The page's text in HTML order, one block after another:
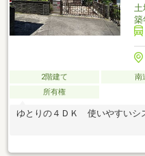
築
2階建て 南
所有権
ゆとりの４ＤＫ 使いやすいシ